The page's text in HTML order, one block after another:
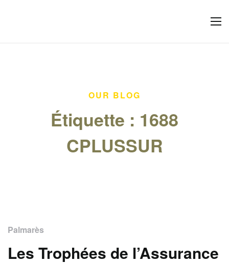
OUR BLOG
Étiquette : 1688
CPLUSSUR
Palmarès
Les Trophées de l’Assurance